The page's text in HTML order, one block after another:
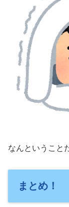
なんというこ
まとめ！